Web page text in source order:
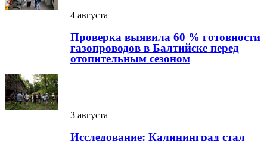
4 августа
Проверка выявила 60 % готовности
газопроводов в Балтийске перед
отопительным сезоном
3 августа
Исследование: Калининград стал